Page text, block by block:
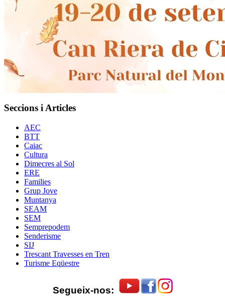
Seccions i Articles
AEC
BTT
Caiac
Cultura
Dimecres al Sol
ERE
Families
Grup Jove
Muntanya
SEAM
SEM
Semprepodem
Senderisme
SIJ
Trescant Travesses en Tren
Turisme Eqüestre
Segueix-nos: